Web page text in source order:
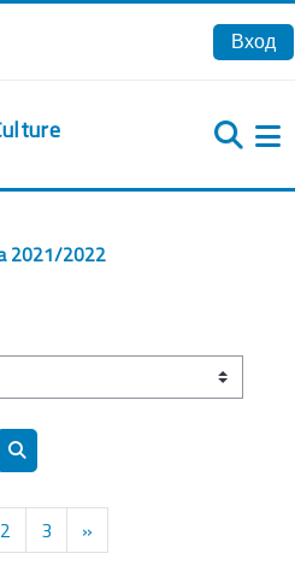
Вход
2021/2022
Поиск курса
1
2 Страница 2
3Страница 3
»Следующая страница